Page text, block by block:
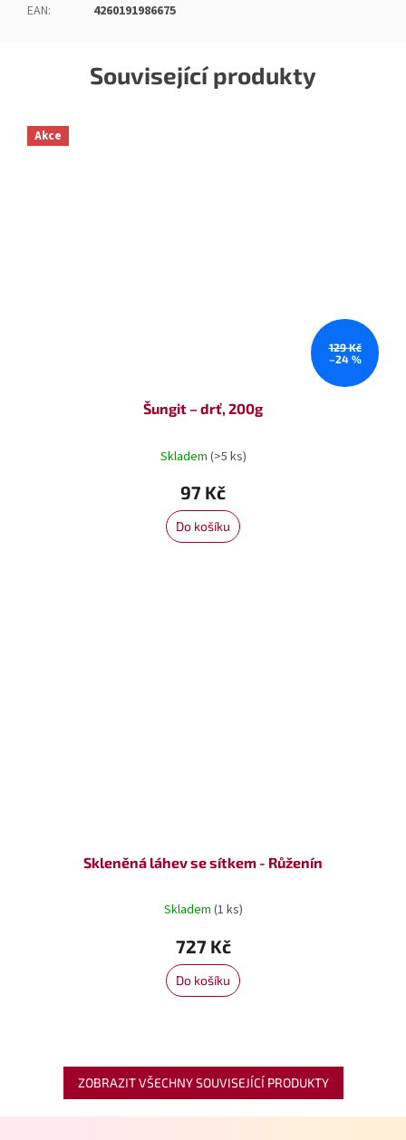
Související produkty
Akce
129 Kč
–24 %
Šungit – drť, 200g
Skladem (>5 ks)
97 Kč
Do košíku
Skleněná láhev se sítkem - Růženín
Skladem (1 ks)
727 Kč
Do košíku
ZOBRAZIT VŠECHNY SOUVISEJÍCÍ PRODUKTY
EAN: 4260191986675